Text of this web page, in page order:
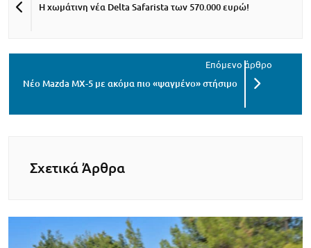
Η χωμάτινη νέα Delta Safarista των 570.000 ευρώ!
Νέο Mazda MX-5 με ακόμα πιο «ψαγμένο» στήσιμο
Σχετικά Άρθρα